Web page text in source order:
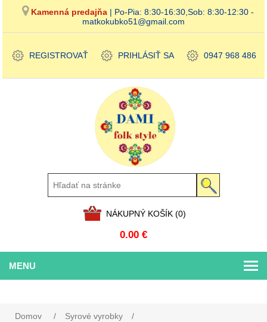
Kamenná predajňa | Po-Pia: 8:30-16:30,Sob: 8:30-12:30 -
matkokubko51@gmail.com
REGISTROVAŤ PRIHLÁSIŤ SA 0947 968 486
NÁKUPNÝ KOŠÍK (0)
0.00 €
MENU
Domov / Syrové vyrobky
/